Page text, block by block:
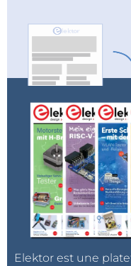
Elektor est une